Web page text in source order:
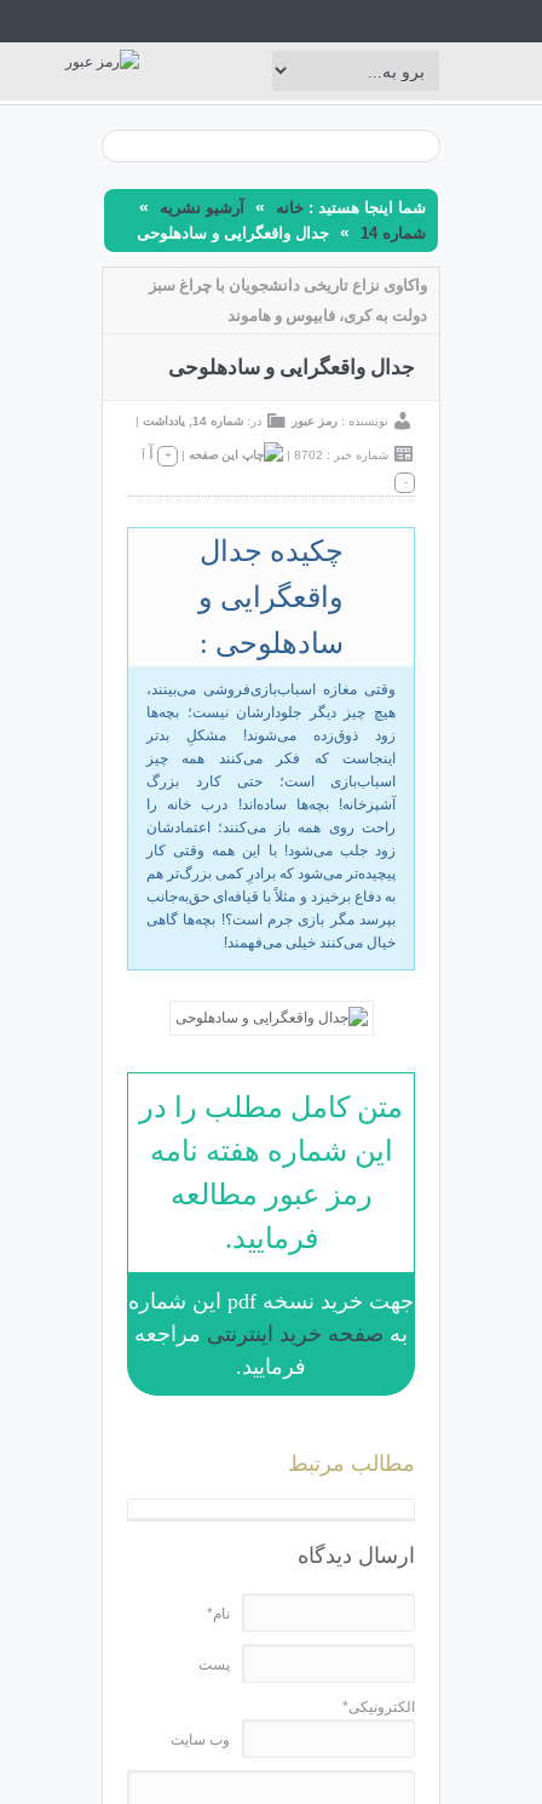
شما اینجا هستید : خانه » آرشیو نشریه »
شماره 14 » جدال واقع‏گرایی و ساده‏لوحی
واکاوی نزاع تاریخی دانشجویان با چراغ سبز
دولت به کری، فابیوس و هاموند
جدال واقع‏گرایی و ساده‏لوحی
نویسنده : رمز عبور در: شماره 14 یادداشت |
شماره خبر : 8702 |
|
+ آ آ
-
چکیده جدال
واقع‏گرایی و
ساده‏لوحی :
وقتی مغازه اسباب‌بازی‌فروشی می‌بینند،
هیچ چیز دیگر جلودارشان نیست؛ بچه‌ها
زود ذوق‌زده می‌شوند! مشکلِ بدتر
اینجاست که فکر می‌کنند همه چیز
اسباب‌بازی است؛ حتی کارد بزرگ
آشپزخانه! بچه‌ها ساده‌اند! درب خانه را
راحت روی همه باز می‌کنند؛ اعتمادشان
زود جلب می‌شود! با این همه وقتی کار
پیچیده‌تر می‌شود که برادرِ کمی بزرگ‌تر هم
به دفاع برخیزد و مثلاً با قیافه‌ای حق‌به‌جانب
بپرسد مگر بازی جرم است؟! بچه‌ها گاهی
خیال می‌کنند خیلی می‌فهمند!
متن کامل مطلب را در
این شماره هفته نامه
رمز عبور مطالعه
فرمایید.
جهت خرید نسخه pdf این شماره
به صفحه خرید اینترنتی مراجعه
فرمایید.
مطالب مرتبط
ارسال دیدگاه
نام*
پست
الکترونیکی*
وب سایت